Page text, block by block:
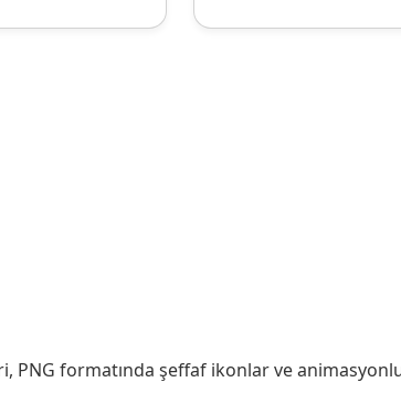
formatında şeffaf ikonlar ve